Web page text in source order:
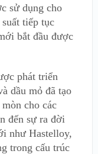
sử dụng cho
tiếp tục
bắt đầu được
phát triển
dầu mỏ đã tạo
cho các
đến sự ra đời
như Hastelloy,
trong cấu trúc